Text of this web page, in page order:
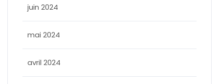
juin 2024
mai 2024
avril 2024